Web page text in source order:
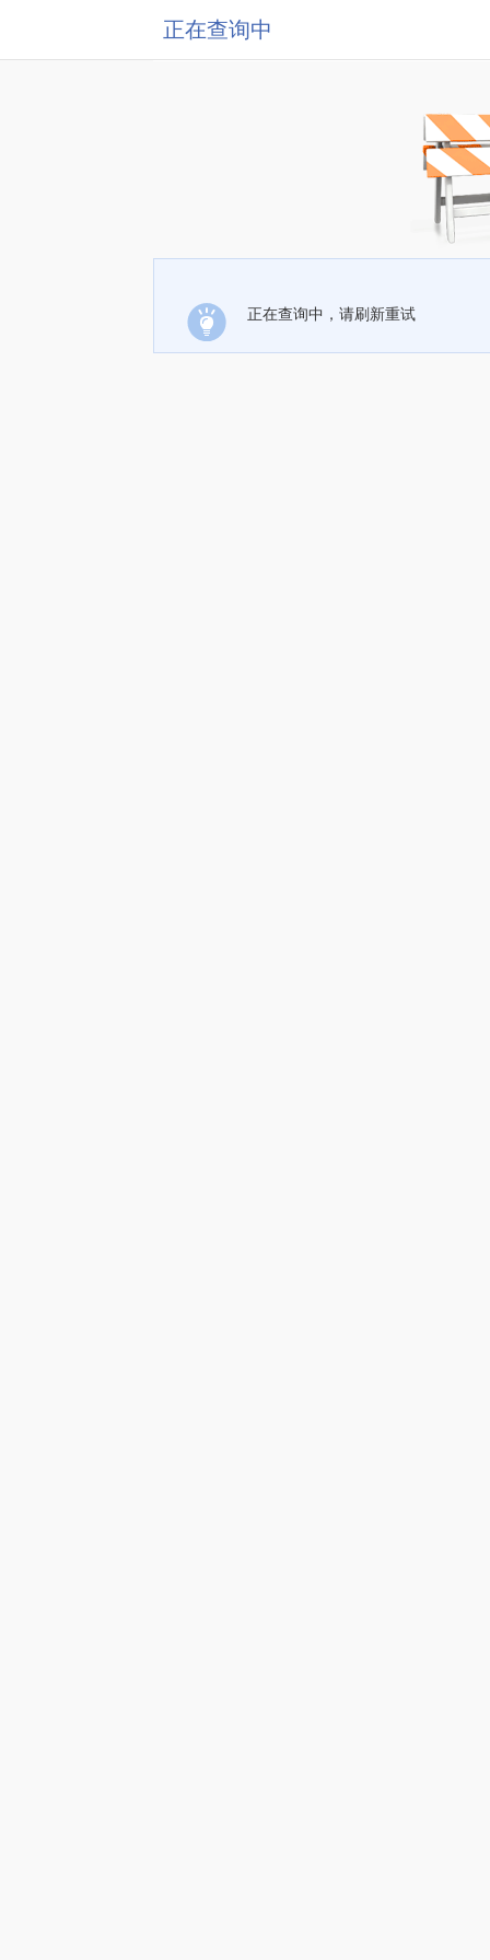
正在查询中
正在查询中，请刷新重试